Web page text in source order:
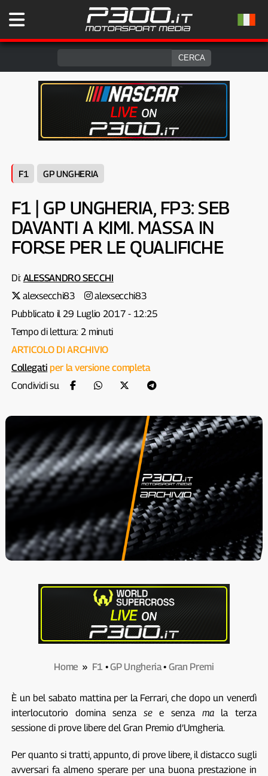
F1 GP UNGHERIA
F1 | GP UNGHERIA, FP3: SEB
DAVANTI A KIMI. MASSA IN
FORSE PER LE QUALIFICHE
Di: ALESSANDRO SECCHI
alexsecchi83
alexsecchi83
Pubblicato il 29 Luglio 2017 - 12:25
Tempo di lettura: 2 minuti
ARTICOLO DI ARCHIVIO
Collegati per la versione completa
Condividi su
Home » F1•GP Ungheria• Gran Premi
È un bel sabato mattina per la Ferrari, che dopo un venerdì
interlocutorio domina senza see senza mala terza
sessione di prove libere del Gran Premio d’Umgheria.
Per quanto si tratti, appunto, di prove libere, il distacco sugli
avversari fa almeno sperare per una buona prestazione in